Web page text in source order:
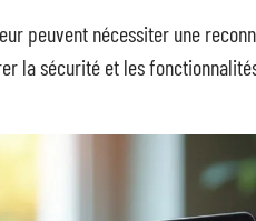
peuvent nécessiter une
la sécurité et les